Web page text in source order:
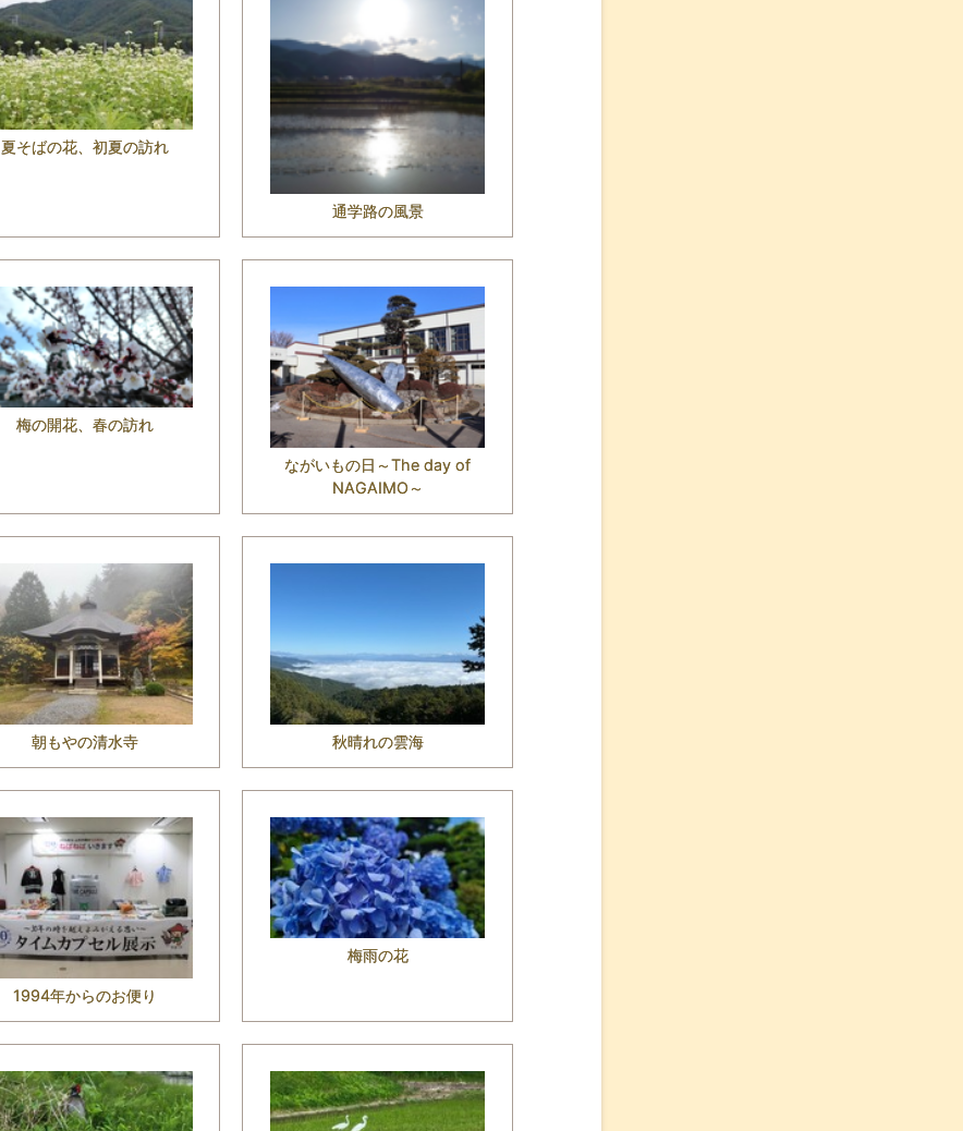
夏そばの花、初夏の訪れ
通学路の風景
梅の開花、春の訪れ
ながいもの日～The day of
NAGAIMO～
朝もやの清水寺 秋晴れの雲海
1994年からのお便り
梅雨の花